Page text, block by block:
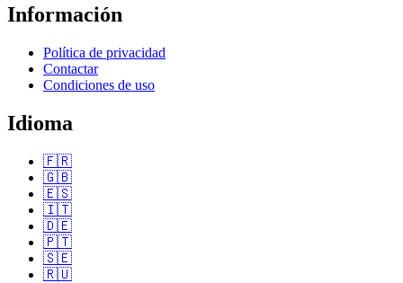
Información
Política de privacidad
Contactar
Condiciones de uso
Idioma
🇫🇷
🇬🇧
🇪🇸
🇮🇹
🇩🇪
🇵🇹
🇸🇪
🇷🇺